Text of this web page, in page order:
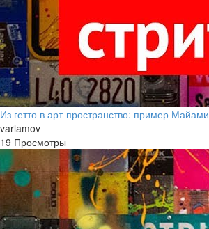
Из гетто в арт-пространство: пример Майами
varlamov
19 Просмотры